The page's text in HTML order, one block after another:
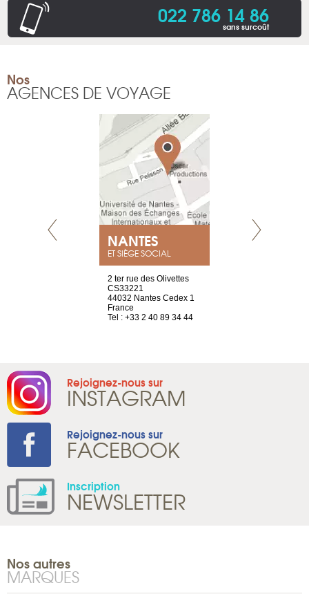
022 786 14 86
sans surcoût
Nos
AGENCES DE VOYAGE
NANTES
ET SIÈGE SOCIAL
2 ter rue des Olivettes
CS33221
44032 Nantes Cedex 1
France
Tel : +33 2 40 89 34 44
Rejoignez-nous sur
INSTAGRAM
Rejoignez-nous sur
FACEBOOK
Inscription
NEWSLETTER
Nos autres
MARQUES